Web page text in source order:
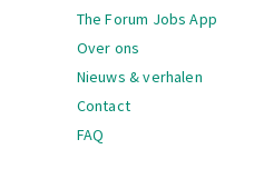
The Forum Jobs App
Over ons
Nieuws & verhalen
Contact
FAQ